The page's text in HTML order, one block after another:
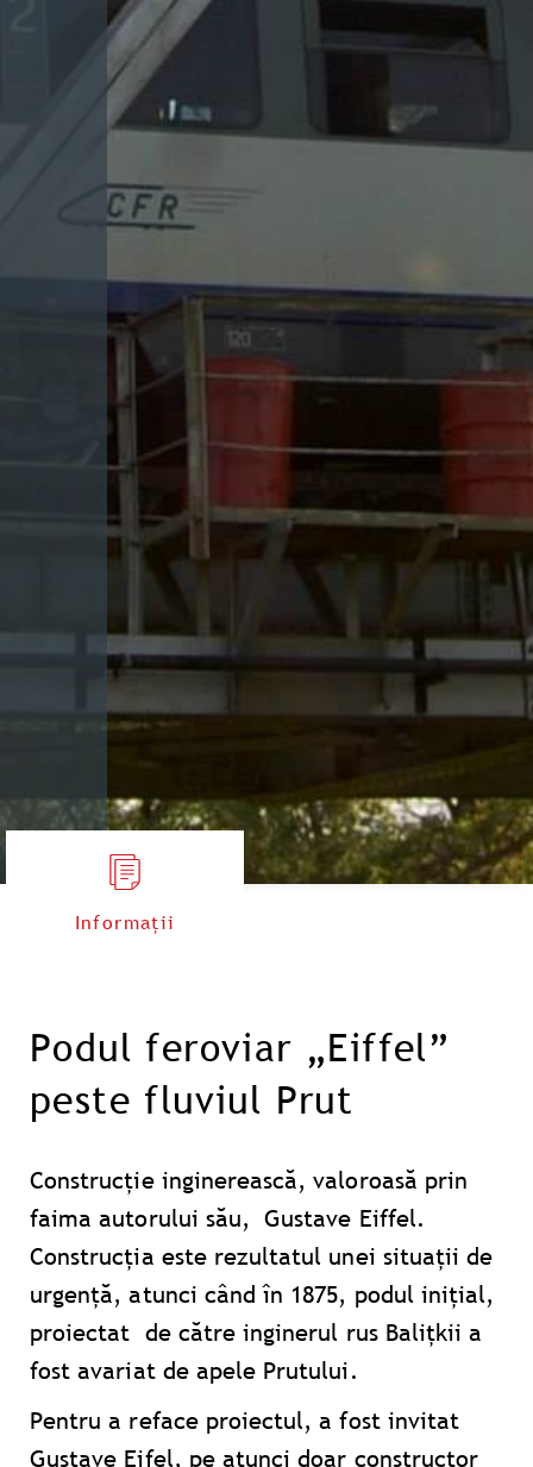
Informații
Podul feroviar „Eiffel”
peste fluviul Prut
Construcție inginerească, valoroasă prin
faima autorului său, Gustave Eiffel.
Construcția este rezultatul unei situații de
urgență, atunci când în 1875, podul inițial,
proiectat de către inginerul rus Balițkii a
fost avariat de apele Prutului.
Pentru a reface proiectul, a fost invitat
Gustave Eifel, pe atunci doar constructor